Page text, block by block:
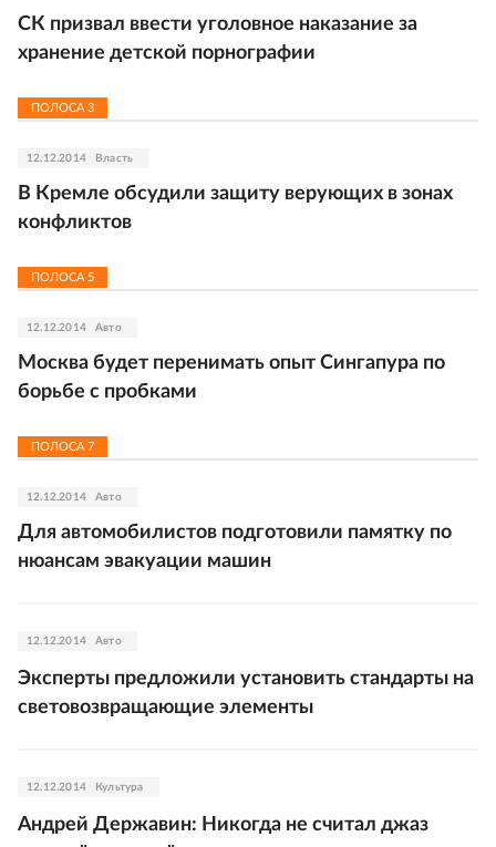
СК призвал ввести уголовное наказание за
хранение детской порнографии
ПОЛОСА 3
12.12.2014 Власть
В Кремле обсудили защиту верующих в зонах
конфликтов
ПОЛОСА 5
12.12.2014 Авто
Москва будет перенимать опыт Сингапура по
борьбе с пробками
ПОЛОСА 7
12.12.2014 Авто
Для автомобилистов подготовили памятку по
нюансам эвакуации машин
12.12.2014 Авто
Эксперты предложили установить стандарты на
световозвращающие элементы
12.12.2014 Культура
Андрей Державин: Никогда не считал джаз